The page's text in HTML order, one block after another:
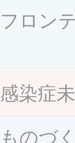
ロン
染症
のづ